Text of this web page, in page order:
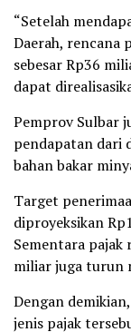
“Setelah
Daerah, rencana
sebesar Rp36
dapat
Pemprov Sulbar
pendapatan dari
bahan bakar
Target
diproyeksikan
Sementara pajak
miliar juga turun
Dengan
jenis pajak